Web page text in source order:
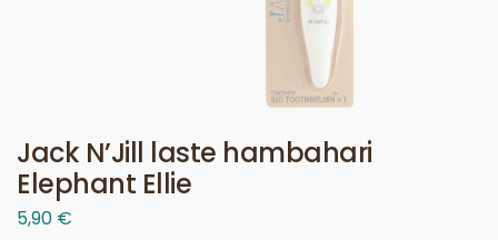
Jack N’Jill laste hambahari
Elephant Ellie
5,90 €